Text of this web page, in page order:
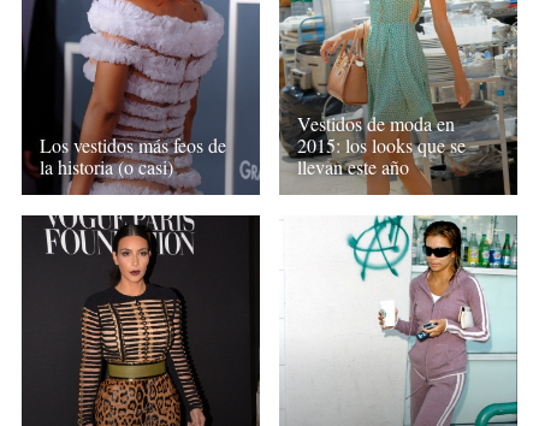
Los vestidos más feos de
la historia (o casi)
Vestidos de moda en
2015: los looks que se
llevan este año